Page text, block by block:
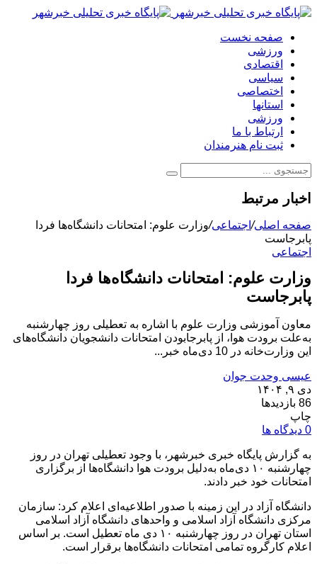
صفحه نخست
ورزشی
اقتصادی
سیاسی
اختصاصی
استانها
ورزشی
ارتباط با ما
ثبت نام هنرمندان
اخبار مرتبط
صفحه اصلی/اجتماعی/وزارت علوم: امتحانات دانشگاه‌ها فردا
پابرجاست
اجتماعی
وزارت علوم: امتحانات دانشگاه‌ها فردا
پابرجاست
معاون آموزشی وزارت علوم با اشاره به تعطیلی روز چهارشنبه
به‌علت برودت هوا، از پابرجابودن امتحانات دانشجویان دانشگاه‌های
این وزارت‌خانه در 10 دی‌ماه خبر...
عیسی وحدت جوان
دی ۹, ۱۴۰۴
86 بازدیدها
چاپ
0 دیدگاه ها
به گزارش پایگاه خبری خبرشهر، با وجود تعطیلی تهران در روز
چهارشنبه ۱۰ دی‌ماه به‌دلیل برودت هوا دانشگاه‌ها از برگزاری
امتحانات خود خبر دادند.
دانشگاه آزاد در این زمینه با صدور اطلاعیه‌ای اعلام کرد: سازمان
مرکزی دانشگاه آزاد اسلامی و واحدهای دانشگاه آزاد اسلامی
استان تهران در روز چهارشنبه ۱۰ دی ماه تعطیل است. بر اساس
اعلام کارگروه تمامی امتحانات دانشگاه‌ها برقرار است.